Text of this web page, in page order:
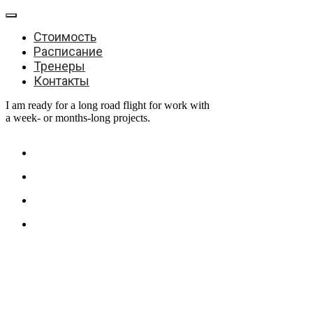
Стоимость
Расписание
Тренеры
Контакты
I am ready for a long road flight for work with
a week- or months-long projects.